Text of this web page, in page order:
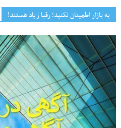
به بازار اطمینان نکنید؛ رقبا زیاد هستند!